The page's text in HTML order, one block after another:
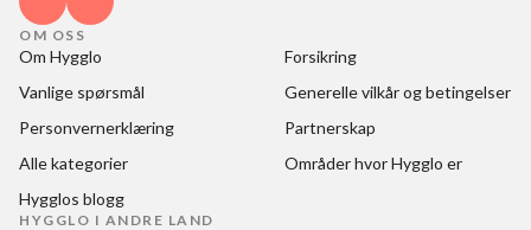
OM OSS
Om Hygglo
Forsikring
Vanlige spørsmål
Generelle vilkår og betingelser
Personvernerklæring
Partnerskap
Alle kategorier
Områder hvor Hygglo er
Hygglos blogg
HYGGLO I ANDRE LAND